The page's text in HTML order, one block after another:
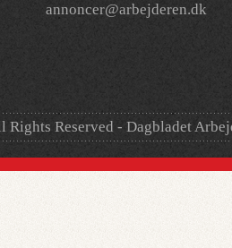
annoncer@arbejderen.dk
Reserved - Dagbladet